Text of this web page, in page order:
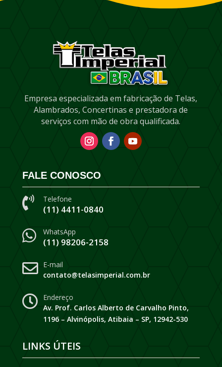
Empresa especializada em fabricação de Telas,
Alambrados, Concertinas e prestadora de
serviços com mão de obra qualificada.
FALE CONOSCO
 Telefone
(11) 4411-0840
 WhatsApp
(11) 98206-2158
 E-mail
contato@telasimperial.com.br

Endereço
Av. Prof. Carlos Alberto de Carvalho Pinto,
1196 – Alvinópolis, Atibaia – SP, 12942-530
LINKS ÚTEIS